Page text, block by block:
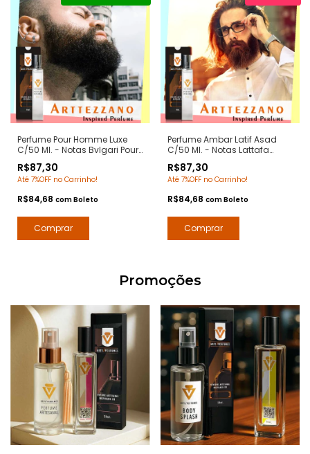
Perfume Pour Homme Luxe
C/50 Ml. - Notas Bvlgari Pour
Premium - Arte 1 Perfumes
R$87,30
Até 7%OFF no Carrinho!
R$84,68 comBoleto
Perfume Ambar Latif Asad
C/50 Ml. - Notas Lattafa
- Arte 1 Perfumes
R$87,30
Até 7%OFF no Carrinho!
R$84,68 comBoleto
Promoções